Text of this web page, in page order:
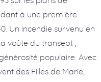
à une première
Un incendie survenu en
voûte du transept ;
populaire. Avec
des Filles de Marie,